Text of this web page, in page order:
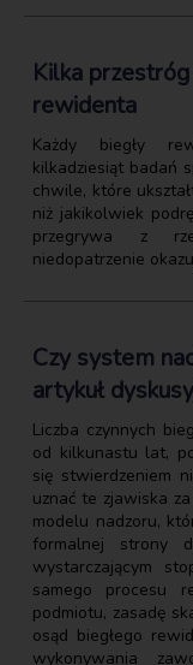
Kilka
rewidenta
Każdy biegły
kilkadziesiąt badań
chwile, które
niż jakikolwiek
przegrywa z
niedopatrzenie
Czy system
artykuł
Liczba czynnych
od kilkunastu lat,
się stwierdzeniem
uznać te zjawiska
modelu nadzoru,
formalnej strony
wystarczającym
samego procesu
podmiotu, zasadę
osąd biegłego
wykonywania